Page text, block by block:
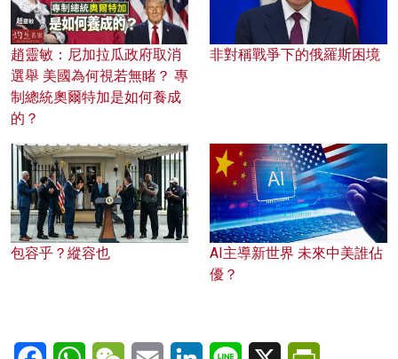
趙靈敏：尼加拉瓜政府取消
選舉 美國為何視若無睹？ 專
制總統奧爾特加是如何養成
的？
非對稱戰爭下的俄羅斯困境
包容乎？縱容也
AI主導新世界 未來中美誰佔
優？
FacebookWhatsAppWeChatEmail LinkedInLine X